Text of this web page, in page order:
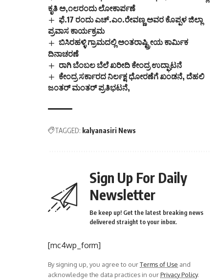
ಪಾಲನೆ ಮತ್ತು
ಸಾರ್ವಜನಿಕರ ಹಿತಾಸಕ್ತಿ…
ಕೃತಿ ಅ,೧೮ರಂದು ಲೋಕಾರ್ಪಣೆ
ಫೆ.17 ರಂದು ಎಚ್.ಎಂ.ರೇವಣ್ಣ ಅವರ ಕೊಪ್ಪಳ ಜಿಲ್ಲಾ
ಪ್ರವಾಸ ಕಾರ್ಯಕ್ರಮ
ಬಿಸಿರಹಳ್ಳಿ ಗ್ರಾಮದಲ್ಲಿ ಅಂತರಾಷ್ಟ್ರೀಯ ಕಾರ್ಮಿಕ
ದಿನಾಚರಣೆ
ರಾಗಿ ಬೆಂಬಲ ಬೆಲೆ ಖರೀದಿ ಕೇಂದ್ರ ಉದ್ಘಾಟನೆ
ಕೇಂದ್ರ ಸರ್ಕಾರದ ನಿರ್ಲಕ್ಷ ಧೋರಣೆಗೆ ಖಂಡನೆ, ದೆಹಲಿ
ಜಂತರ್ ಮಂತರ್ ಪ್ರತಿಭಟನೆ,
TAGGED: kalyanasiri News
Sign Up For Daily
Newsletter
Be keep up! Get the latest breaking news
delivered straight to your inbox.
[mc4wp_form]
By signing up, you agree to ourTerms of Use and
acknowledge the data practices in ourPrivacy Policy.